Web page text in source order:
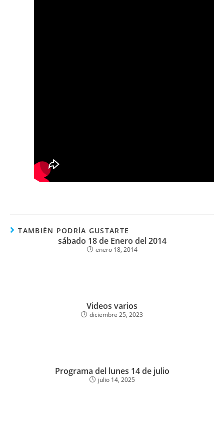
TAMBIÉN PODRÍA GUSTARTE
sábado 18 de Enero del 2014
enero 18, 2014
Videos varios
diciembre 25, 2023
Programa del lunes 14 de julio
julio 14, 2025